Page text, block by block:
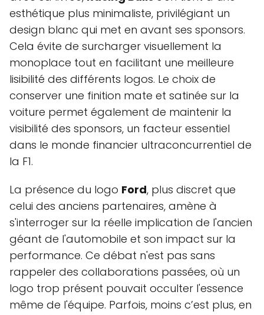
esthétique plus minimaliste, privilégiant un
design blanc qui met en avant ses sponsors.
Cela évite de surcharger visuellement la
monoplace tout en facilitant une meilleure
lisibilité des différents logos. Le choix de
conserver une finition mate et satinée sur la
voiture permet également de maintenir la
visibilité des sponsors, un facteur essentiel
dans le monde financier ultraconcurrentiel de
la F1.
La présence du logo Ford, plus discret que
celui des anciens partenaires, amène à
s'interroger sur la réelle implication de l'ancien
géant de l'automobile et son impact sur la
performance. Ce débat n'est pas sans
rappeler des collaborations passées, où un
logo trop présent pouvait occulter l'essence
même de l'équipe. Parfois, moins c’est plus, en